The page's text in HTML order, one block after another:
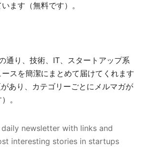
ます（無料です）。
通り、技術、IT、スタートアップ系
スを簡潔にまとめて届けてくれます
があり、カテゴリーごとにメルマガが
。
newsletter with links and
interesting stories in startups